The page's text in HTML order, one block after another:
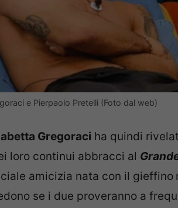
e Pierpaolo Pretelli (Foto dal web)
Gregoraci ha quindi
loro continui abbracci al
amicizia nata con il gieffino
se i due proveranno a